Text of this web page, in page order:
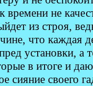
не
из строя,
что каждая
установки, а
в итоге и
сияние своего